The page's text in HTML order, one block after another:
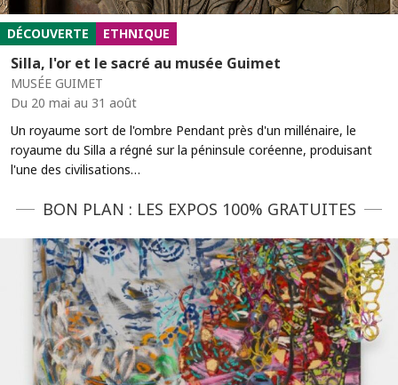
DÉCOUVERTE ETHNIQUE
Silla, l'or et le sacré au musée Guimet
MUSÉE GUIMET
Du 20 mai au 31 août
Un royaume sort de l'ombre Pendant près d'un millénaire, le
royaume du Silla a régné sur la péninsule coréenne, produisant
l'une des civilisations…
BON PLAN : LES EXPOS 100% GRATUITES